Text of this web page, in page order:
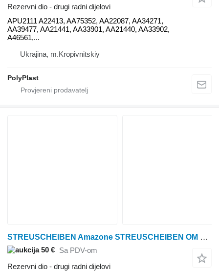
Rezervni dio - drugi radni dijelovi
APU2111 A22413, AA75352, AA22087, AA34271,
AA39477, AA21441, AA33901, AA21440, AA33902,
A46561,...
Ukrajina, m.Kropivnitskiy
PolyPlast
STREUSCHEIBEN Amazone STREUSCHEIBEN OM 18-24 za Amazone rasipača gnojiva
50 € Sa PDV-om
Rezervni dio - drugi radni dijelovi